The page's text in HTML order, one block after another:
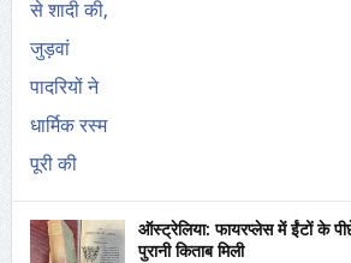
ऑस्ट्रेलिया: फायरप्लेस में ईंटों के
पुरानी किताब मिली